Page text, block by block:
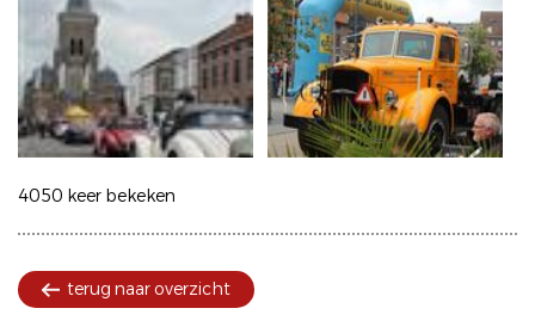
4050 keer bekeken
terug naar overzicht